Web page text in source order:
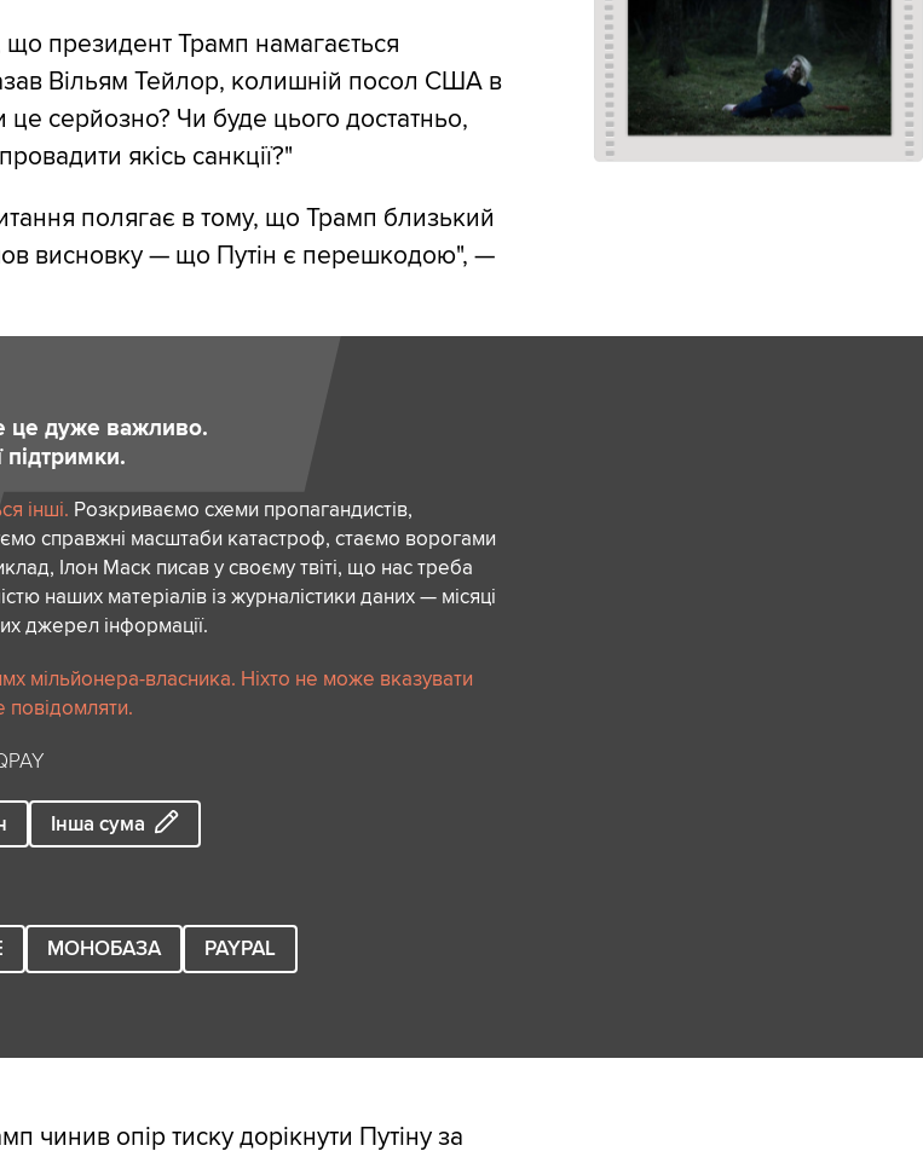
президент Трамп намагається
Вільям Тейлор, колишній посол США в
це серйозно? Чи буде цього достатньо,
якісь санкції?"
полягає в тому, що Трамп близький
висновку — що Путін є перешкодою", —
це дуже важливо.
інші. Розкриваємо схеми пропагандистів,
справжні масштаби катастроф, стаємо ворогами
Ілон Маск писав у своєму твіті, що нас треба
наших матеріалів із журналістики даних — місяці
джерел інформації.
мільйонера-власника. Ніхто не може вказувати
Інша сума
МОНОБАЗА PAYPAL
чинив опір тиску дорікнути Путіну за